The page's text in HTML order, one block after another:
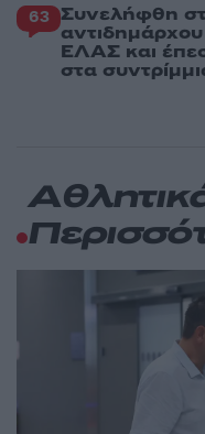
63 Συνελήφθη
ΕΛΑΣ και
στα